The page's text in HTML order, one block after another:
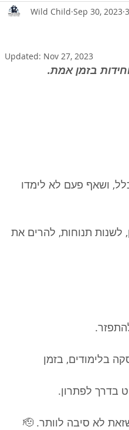
Wild Child Sep 30, 2023
Updated: Nov 27, 2023
בזמן אמת.
ושאף פעם לא לימדו
לשנות תנוחות, להרים את
בלימודים, בזמן
בדרך לפתרון.
לא סיבה לוותר. 🫡